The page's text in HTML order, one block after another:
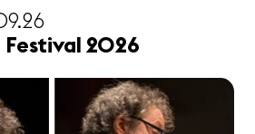
Festival 2026